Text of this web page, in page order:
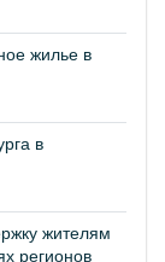
жилье в
в
жителям
регионов